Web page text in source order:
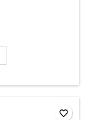
favorite_border